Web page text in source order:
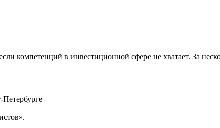
компетенций в инвестиционной сфере не хватает. За